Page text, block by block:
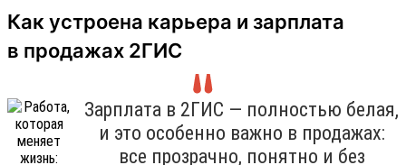
Как устроена карьера и зарплата
в продажах 2ГИС
Зарплата в 2ГИС — полностью белая,
и это особенно важно в продажах:
все прозрачно, понятно и без